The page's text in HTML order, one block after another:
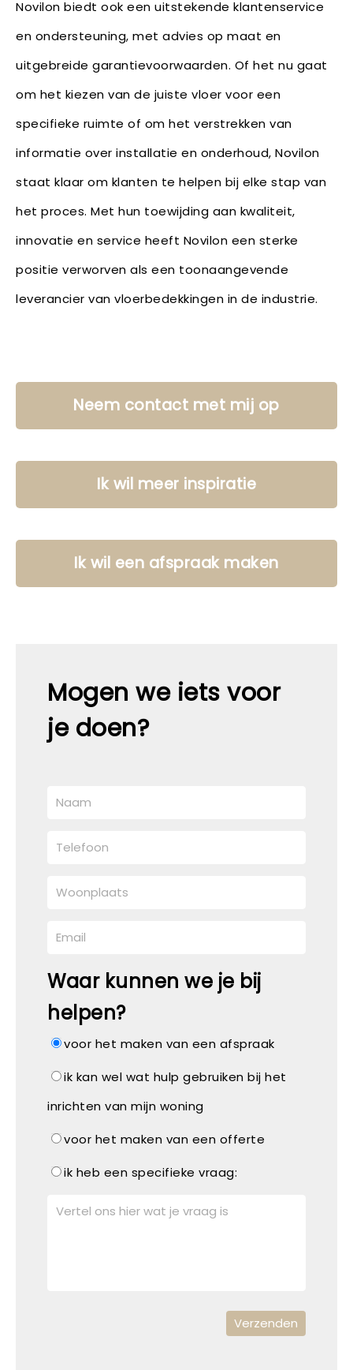
Novilon biedt ook een uitstekende klantenservice
en ondersteuning, met advies op maat en
uitgebreide garantievoorwaarden. Of het nu gaat
om het kiezen van de juiste vloer voor een
specifieke ruimte of om het verstrekken van
informatie over installatie en onderhoud, Novilon
staat klaar om klanten te helpen bij elke stap van
het proces. Met hun toewijding aan kwaliteit,
innovatie en service heeft Novilon een sterke
positie verworven als een toonaangevende
leverancier van vloerbedekkingen in de industrie.
Neem contact met mij op
Ik wil meer inspiratie
Ik wil een afspraak maken
Mogen we iets voor
je doen?
Waar kunnen we je bij
helpen?
voor het maken van een afspraak
ik kan wel wat hulp gebruiken bij het
inrichten van mijn woning
voor het maken van een offerte
ik heb een specifieke vraag: